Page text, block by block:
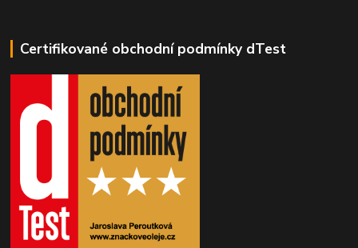
Certifikované obchodní podmínky dTest